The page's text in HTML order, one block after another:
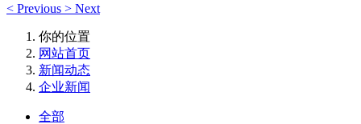
< Previous > Next
你的位置
网站首页
新闻动态
企业新闻
全部